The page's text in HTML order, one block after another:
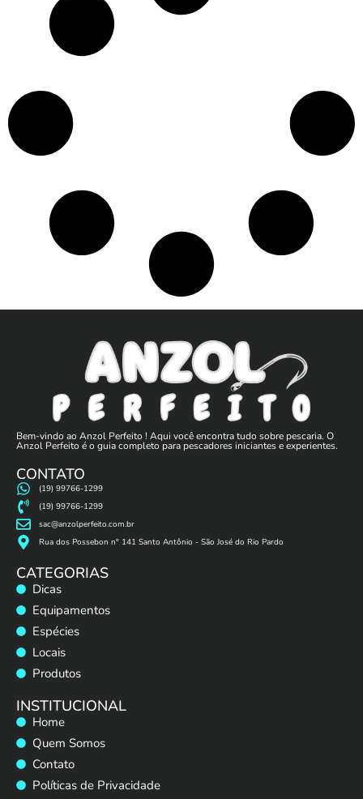
Bem-vindo ao Anzol Perfeito ! Aqui você encontra tudo sobre pescaria. O
Anzol Perfeito é o guia completo para pescadores iniciantes e experientes.
CONTATO
(19) 99766-1299
(19) 99766-1299
sac@anzolperfeito.com.br
Rua dos Possebon n° 141 Santo Antônio - São José do Rio Pardo
CATEGORIAS
Dicas
Equipamentos
Espécies
Locais
Produtos
INSTITUCIONAL
Home
Quem Somos
Contato
Políticas de Privacidade